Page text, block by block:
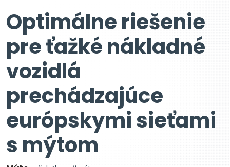
Optimálne riešenie
pre ťažké nákladné
vozidlá
prechádzajúce
európskymi sieťami
s mýtom